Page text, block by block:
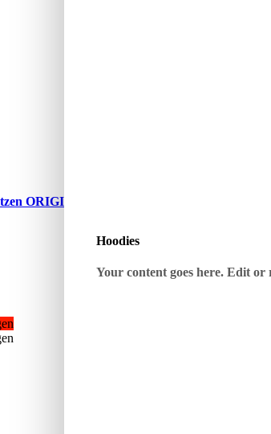
Hoodies
Your content goes here. Edit or
ORIGINAL Weiß 2BA 500 St. 993401